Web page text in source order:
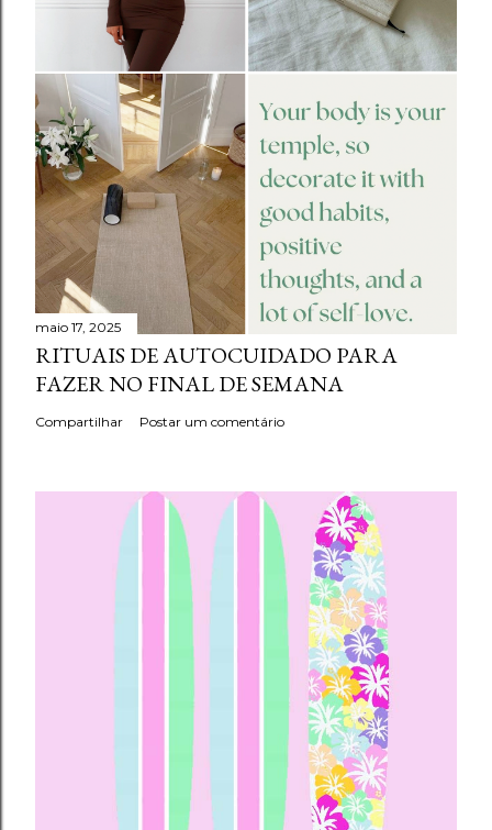
maio 17, 2025
RITUAIS DE AUTOCUIDADO PARA
FAZER NO FINAL DE SEMANA
Compartilhar Postar um comentário